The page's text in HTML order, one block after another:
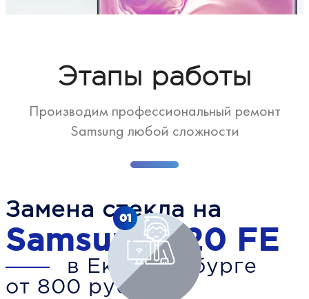
Замена стекла на
Samsung S20 FE
в Екатеринбурге
от 800 рублей
Этапы работы
Производим профессиональный ремонт
Samsung любой сложности
01